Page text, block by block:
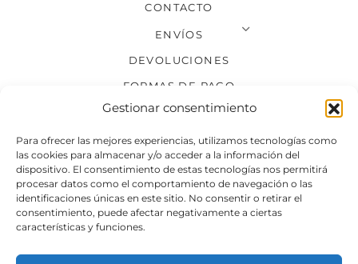
Gestionar consentimiento
Para ofrecer las mejores experiencias, utilizamos tecnologías como
las cookies para almacenar y/o acceder a la información del
dispositivo. El consentimiento de estas tecnologías nos permitirá
procesar datos como el comportamiento de navegación o las
identificaciones únicas en este sitio. No consentir o retirar el
consentimiento, puede afectar negativamente a ciertas
características y funciones.
CONTACTO
ENVÍOS
DEVOLUCIONES
FORMAS DE PAGO
SÍGUENOS